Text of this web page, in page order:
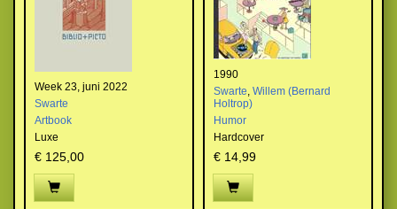
Week 23, juni 2022
Swarte
Artbook
Luxe
€ 125,00
1990
Swarte, Willem (Bernard
Holtrop)
Humor
Hardcover
€ 14,99